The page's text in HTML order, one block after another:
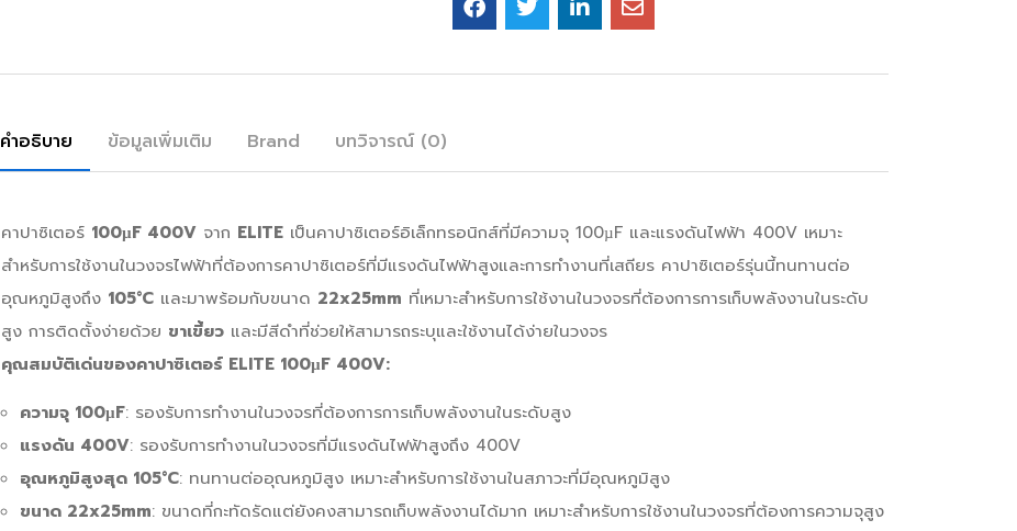
คำอธิบาย ข้อมูลเพิ่มเติม Brand บทวิจารณ์ (0)
คาปาซิเตอร์ 100µF 400V จาก ELITE เป็นคาปาซิเตอร์อิเล็กทรอนิกส์ที่มีความจุ 100µF และแรงดันไฟฟ้า 400V เหมาะ
สำหรับการใช้งานในวงจรไฟฟ้าที่ต้องการคาปาซิเตอร์ที่มีแรงดันไฟฟ้าสูงและการทำงานที่เสถียร คาปาซิเตอร์รุ่นนี้ทนทานต่อ
อุณหภูมิสูงถึง 105°C และมาพร้อมกับขนาด 22x25mm ที่เหมาะสำหรับการใช้งานในวงจรที่ต้องการการเก็บพลังงานในระดับ
สูง การติดตั้งง่ายด้วย ขาเขี้ยว และมีสีดำที่ช่วยให้สามารถระบุและใช้งานได้ง่ายในวงจร
คุณสมบัติเด่นของคาปาซิเตอร์ ELITE 100µF 400V:
ความจุ 100µF: รองรับการทำงานในวงจรที่ต้องการการเก็บพลังงานในระดับสูง
แรงดัน 400V: รองรับการทำงานในวงจรที่มีแรงดันไฟฟ้าสูงถึง 400V
อุณหภูมิสูงสุด 105°C: ทนทานต่ออุณหภูมิสูง เหมาะสำหรับการใช้งานในสภาวะที่มีอุณหภูมิสูง
ขนาด 22x25mm: ขนาดที่กะทัดรัดแต่ยังคงสามารถเก็บพลังงานได้มาก เหมาะสำหรับการใช้งานในวงจรที่ต้องการความจุสูง